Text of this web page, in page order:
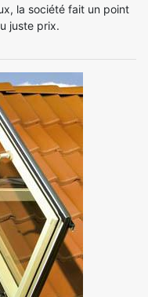
la société fait un point
juste prix.